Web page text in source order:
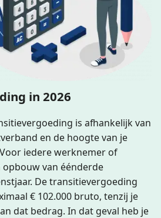
in 2026
is afhankelijk van
en de hoogte van je
iedere werknemer of
van éénderde
De transitievergoeding
€ 102.000 bruto, tenzij je
dat bedrag. In dat geval heb je